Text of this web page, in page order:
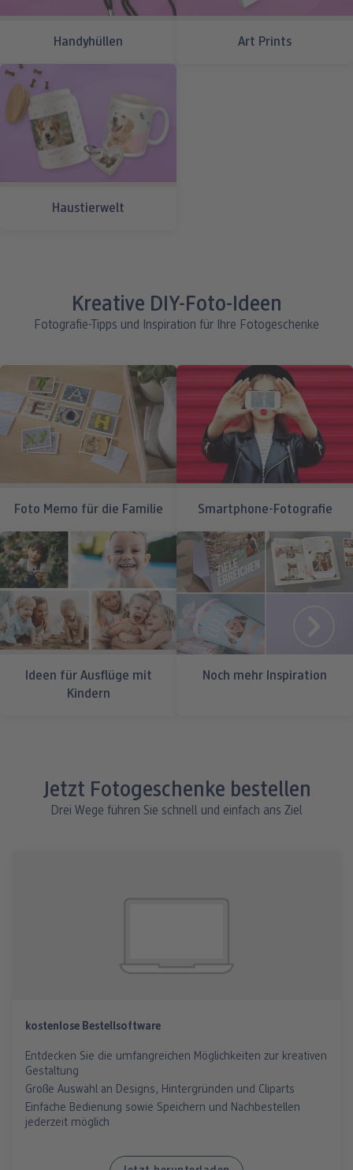
Handyhüllen Art Prints
Haustierwelt
Kreative DIY-Foto-Ideen
Fotografie-Tipps und Inspiration für Ihre Fotogeschenke
Foto Memo für die Familie Smartphone-Fotografie
Ideen für Ausflüge mit
Kindern
Noch mehr Inspiration
Jetzt Fotogeschenke bestellen
Drei Wege führen Sie schnell und einfach ans Ziel
kostenlose Bestellsoftware
Entdecken Sie die umfangreichen Möglichkeiten zur kreativen
Gestaltung
Große Auswahl an Designs, Hintergründen und Cliparts
Einfache Bedienung sowie Speichern und Nachbestellen
jederzeit möglich